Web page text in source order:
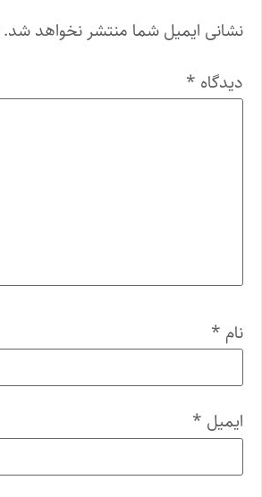
نشانی ایمیل شما منتشر نخواهد شد.
دیدگاه *
نام *
ایمیل *